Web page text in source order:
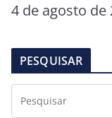
4 de agosto de
PESQUISAR